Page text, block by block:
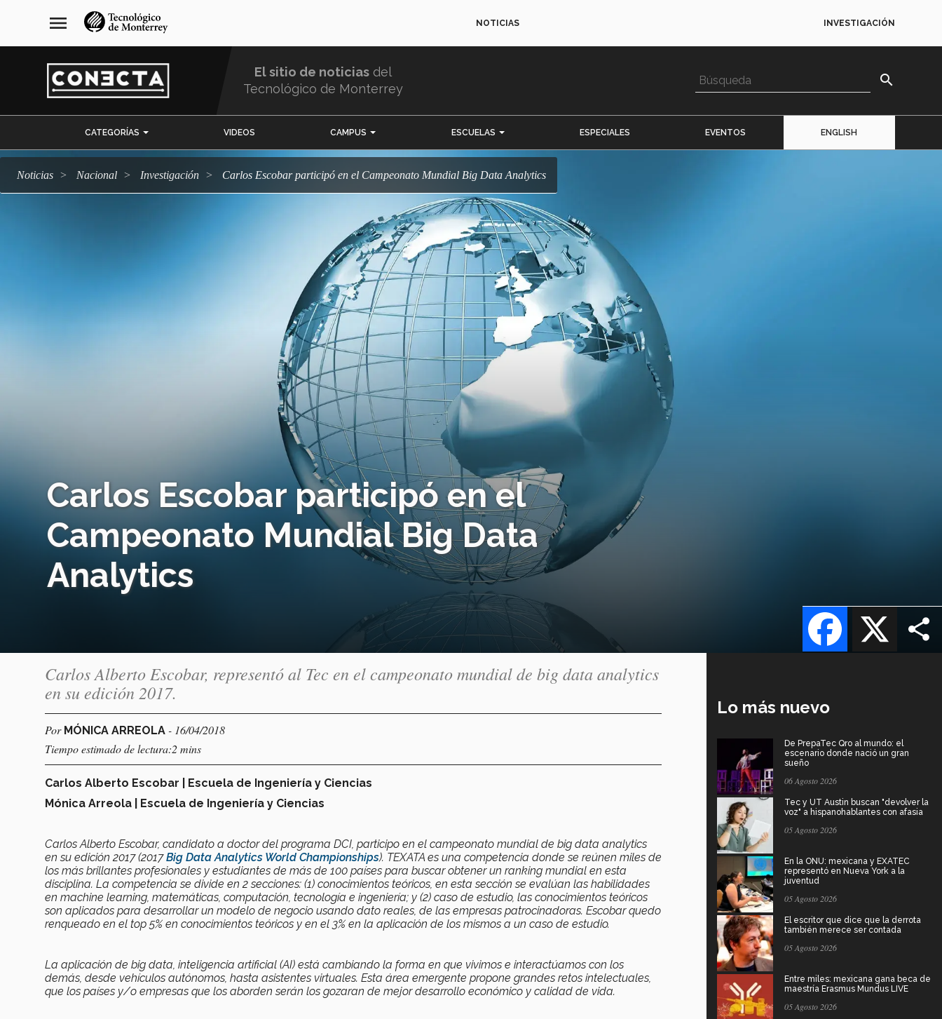
navegación
principal
menu NOTICIAS INVESTIGACIÓN
El sitio de noticias del
Tecnológico de Monterrey
search
CATEGORÍAS VIDEOS CAMPUS ESCUELAS ESPECIALES EVENTOS ENGLISH
Noticias Nacional Investigación Carlos Escobar participó en el Campeonato Mundial Big Data Analytics
Carlos Escobar participó en el
Campeonato Mundial Big Data
Analytics
X
Facebook
Carlos Alberto Escobar, representó al Tec en el campeonato mundial de big data analytics
en su edición 2017.
Por MÓNICA ARREOLA - 16/04/2018
Tiempo estimado de lectura:2 mins
Carlos Alberto Escobar | Escuela de Ingeniería y Ciencias
Mónica Arreola | Escuela de Ingeniería y Ciencias
Carlos Alberto Escobar, candidato a doctor del programa DCI, participo en el campeonato mundial de big data analytics
en su edición 2017 (2017Big Data Analytics World Championships). TEXATA es una competencia donde se reúnen miles de
los más brillantes profesionales y estudiantes de más de 100 países para buscar obtener un ranking mundial en esta
disciplina. La competencia se divide en 2 secciones: (1) conocimientos teóricos, en esta sección se evalúan las habilidades
en machine learning, matemáticas, computación, tecnología e ingeniería; y (2) caso de estudio, las conocimientos teóricos
son aplicados para desarrollar un modelo de negocio usando dato reales, de las empresas patrocinadoras. Escobar quedo
renqueado en el top 5% en conocimientos teóricos y en el 3% en la aplicación de los mismos a un caso de estudio.
La aplicación de big data, inteligencia artificial (AI) está cambiando la forma en que vivimos e interactúamos con los
demás, desde vehículos autónomos, hasta asistentes virtuales. Esta área emergente propone grandes retos intelectuales,
que los países y/o empresas que los aborden serán los gozaran de mejor desarrollo económico y calidad de vida.
Lo más nuevo
De PrepaTec Qro al mundo: el
escenario donde nació un gran
sueño
06 Agosto 2026
Tec y UT Austin buscan "devolver la
voz" a hispanohablantes con afasia
05 Agosto 2026
En la ONU: mexicana y EXATEC
representó en Nueva York a la
juventud
05 Agosto 2026
El escritor que dice que la derrota
también merece ser contada
05 Agosto 2026
Entre miles: mexicana gana beca de
maestría Erasmus Mundus LIVE
05 Agosto 2026